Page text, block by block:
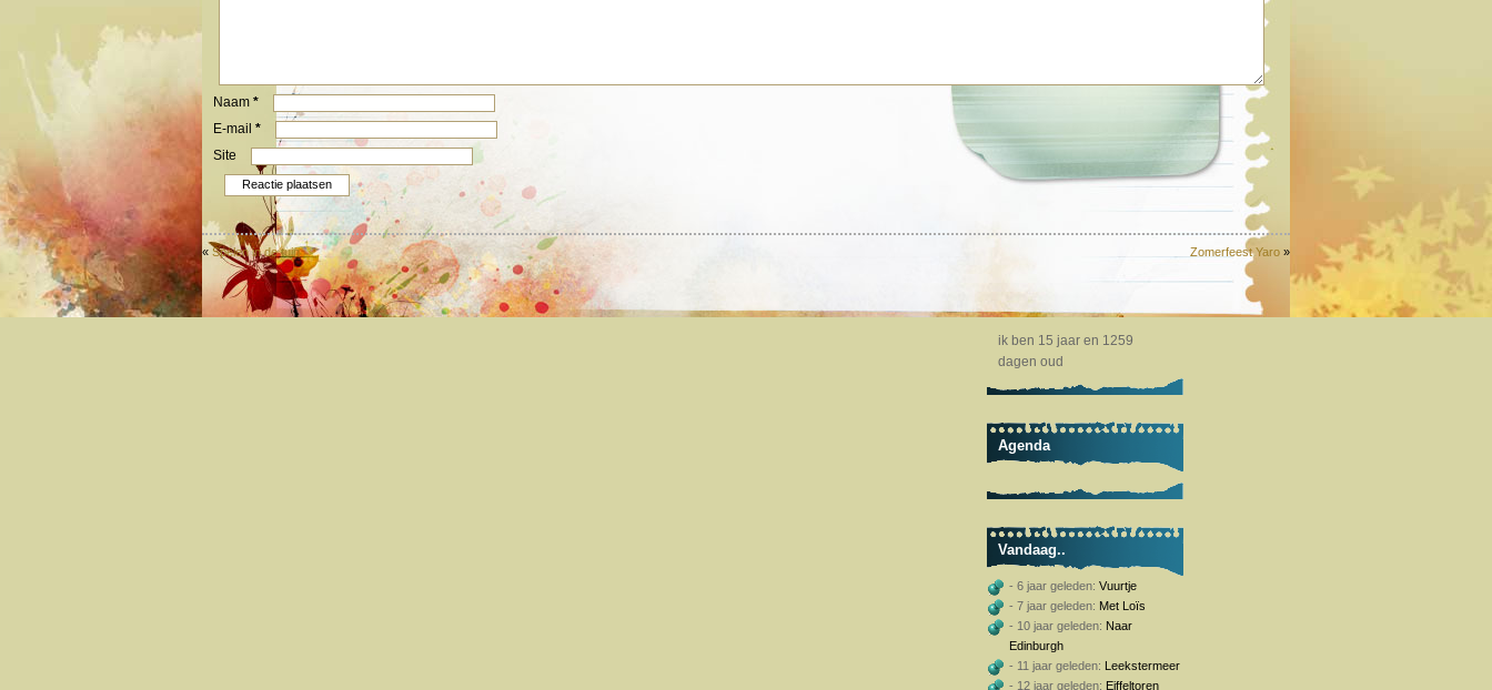
Naam *
E-mail *
Site
« Spelen in de tuin Zomerfeest Yaro »
ik ben 15 jaar en 1259
dagen oud
Agenda
Vandaag..
- 6 jaar geleden: Vuurtje
- 7 jaar geleden: Met Loïs
- 10 jaar geleden: Naar
Edinburgh
- 11 jaar geleden: Leekstermeer
- 12 jaar geleden: Eiffeltoren